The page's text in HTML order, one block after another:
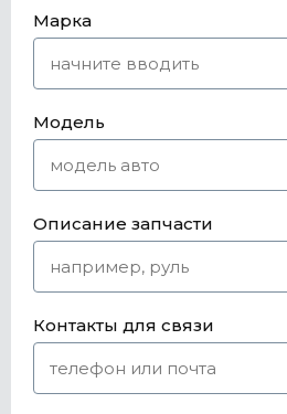
Марка
Модель
Описание запчасти
Контакты для связи